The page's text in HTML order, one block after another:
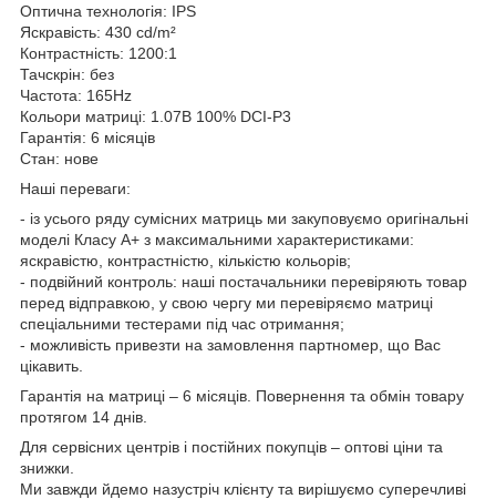
Оптична технологія: IPS
Яскравість: 430 cd/m²
Контрастність: 1200:1
Тачскрін: без
Частота: 165Hz
Кольори матриці: 1.07B 100% DCI-P3
Гарантія: 6 місяців
Стан: нове
Наші переваги:
- із усього ряду сумісних матриць ми закуповуємо оригінальні
моделі Класу А+ з максимальними характеристиками:
яскравістю, контрастністю, кількістю кольорів;
- подвійний контроль: наші постачальники перевіряють товар
перед відправкою, у свою чергу ми перевіряємо матриці
спеціальними тестерами під час отримання;
- можливість привезти на замовлення партномер, що Вас
цікавить.
Гарантія на матриці – 6 місяців. Повернення та обмін товару
протягом 14 днів.
Для сервісних центрів і постійних покупців – оптові ціни та
знижки.
Ми завжди йдемо назустріч клієнту та вирішуємо суперечливі